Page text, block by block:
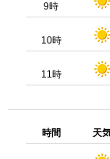
9時
10時
11時
時間 天